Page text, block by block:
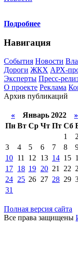
Подробнее
Навигация
События Новости
Дороги ЖКХ АРХ-
Эксперты Пресс-
О проекте Реклама
Архив публикаций
« Январь 2022 »
Пн Вт Ср Чт Пт Сб
1
2
3
4 5 6 7 8
10 11 12 13 14 15
17 18 19 20 21 22
24 25 26 27 28 29
31
Полная версия сайта
Все права защищены